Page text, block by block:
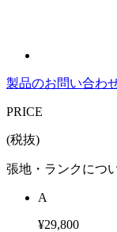
製品のお問い合わ
PRICE
(税抜)
張地・ランクにつ
A
¥29,800